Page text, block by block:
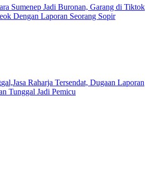
Sumenep Jadi Buronan, Garang di Tiktok
Dengan Laporan Seorang Sopir
Raharja Tersendat, Dugaan Laporan
Tunggal Jadi Pemicu